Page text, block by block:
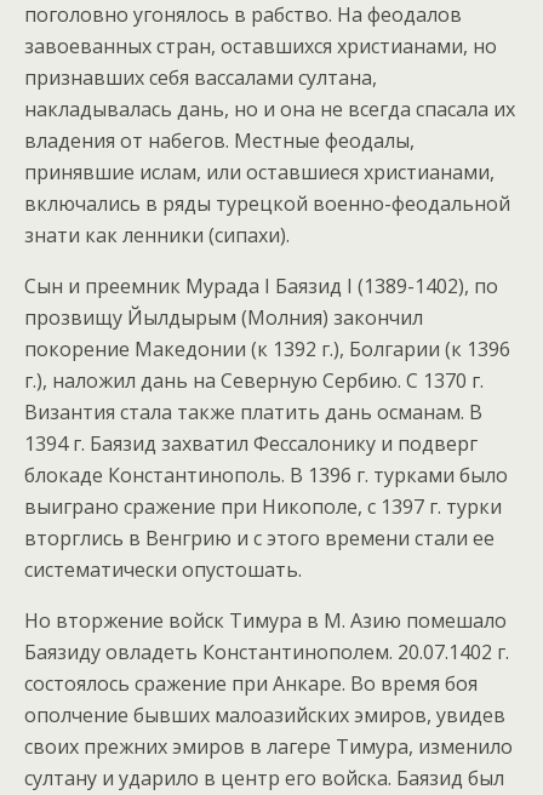
поголовно угонялось в рабство. На феодалов
завоеванных стран, оставшихся христианами, но
признавших себя вассалами султана,
накладывалась дань, но и она не всегда спасала их
владения от набегов. Местные феодалы,
принявшие ислам, или оставшиеся христианами,
включались в ряды турецкой военно-феодальной
знати как ленники (сипахи).
Сын и преемник Мурада I Баязид I (1389-1402), по
прозвищу Йылдырым (Молния) закончил
покорение Македонии (к 1392 г.), Болгарии (к 1396
г.), наложил дань на Северную Сербию. С 1370 г.
Византия стала также платить дань османам. В
1394 г. Баязид захватил Фессалонику и подверг
блокаде Константинополь. В 1396 г. турками было
выиграно сражение при Никополе, с 1397 г. турки
вторглись в Венгрию и с этого времени стали ее
систематически опустошать.
Но вторжение войск Тимура в М. Азию помешало
Баязиду овладеть Константинополем. 20.07.1402 г.
состоялось сражение при Анкаре. Во время боя
ополчение бывших малоазийских эмиров, увидев
своих прежних эмиров в лагере Тимура, изменило
султану и ударило в центр его войска. Баязид был